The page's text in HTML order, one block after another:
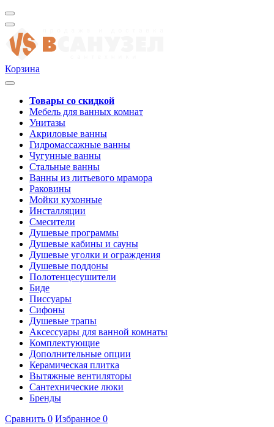
Корзина
Товары со скидкой
Мебель для ванных комнат
Унитазы
Акриловые ванны
Гидромассажные ванны
Чугунные ванны
Стальные ванны
Ванны из литьевого мрамора
Раковины
Мойки кухонные
Инсталляции
Смесители
Душевые программы
Душевые кабины и сауны
Душевые уголки и ограждения
Душевые поддоны
Полотенцесушители
Биде
Писсуары
Сифоны
Душевые трапы
Аксессуары для ванной комнаты
Комплектующие
Дополнительные опции
Керамическая плитка
Вытяжные вентиляторы
Сантехнические люки
Бренды
Сравнить 0 Избранное 0